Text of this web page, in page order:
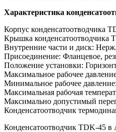
Характеристика
Корпус конденсатоотводчика
Крышка конденсатоотводчика
Внутренние части и диск:
Присоединение: Фланцевое,
Положение установки:
Максимальное рабочее
Минимальное рабочее
Максимальная рабочая
Максимально допустимый
Конденсатоотводчик
Конденсатоотводчик TDK-45 в